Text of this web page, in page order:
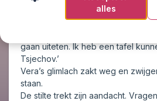
Zonder haar aan te kijken pakt hij
Je had niet hoeven koken, Vera.
gaan uiteten. Ik heb een tafel
Tsjechov.’
Vera’s glimlach zakt weg en
staan.
De stilte trekt zijn aandacht.
alles